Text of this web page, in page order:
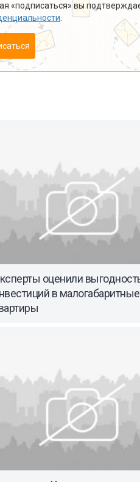
«подписаться» вы
оценили
в малогабаритные